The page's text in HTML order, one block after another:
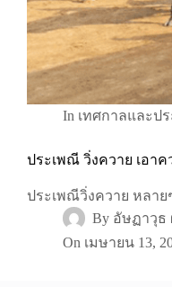
In เทศกาลและป
ประเพณี วิ่งควาย เอา
ประเพณีวิ่งควาย หลา
By อัษฏาวุธ
On เมษายน 13,